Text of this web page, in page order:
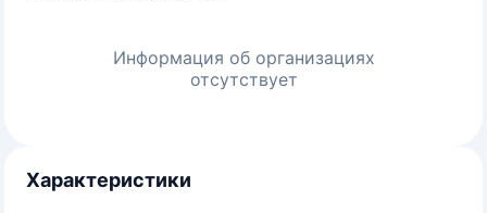
Информация об организациях
отсутствует
Характеристики